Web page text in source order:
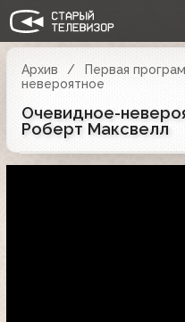
Архив Первая
невероятное
Очевидное-
Роберт Максвелл